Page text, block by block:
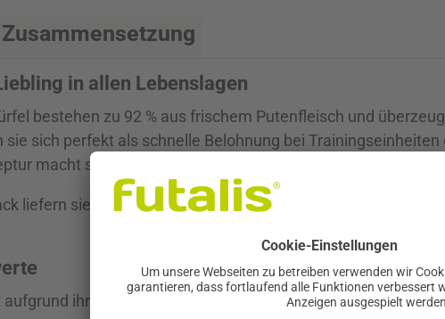
Zusammensetzung
in allen Lebenslagen
bestehen zu 92 % aus frischem Putenfleisch und
sie sich perfekt als schnelle Belohnung bei
macht sie zur idealen Wahl für sensible Vierbeiner und
liefern sie hochwertiges Eiweiß, während die schonende
aufgrund ihres Nutzens sorgfältig ausgewählt: